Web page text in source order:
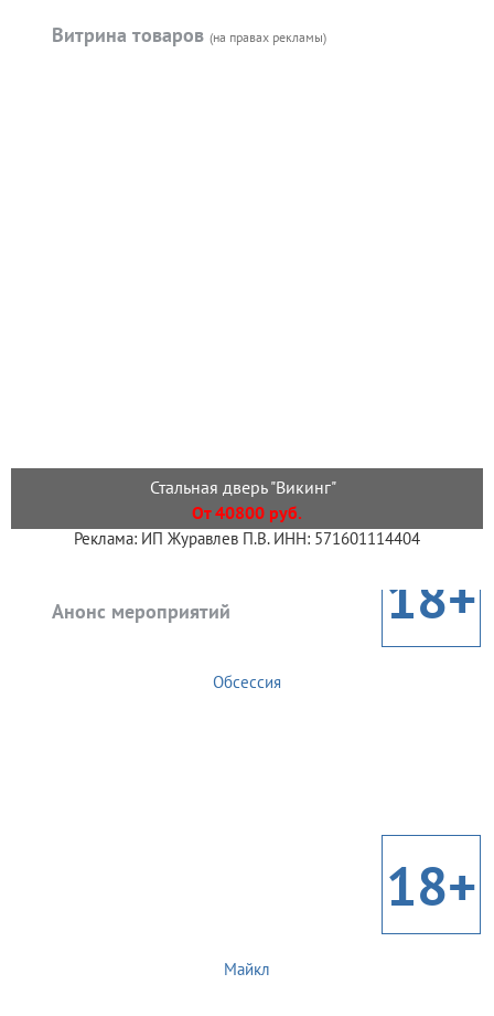
Витрина товаров (на правах рекламы)
Стальная дверь "Викинг"
От 40800 руб.
Реклама: ИП Журавлев П.В. ИНН: 571601114404
Анонс мероприятий 18+
Обсессия
18+
Майкл